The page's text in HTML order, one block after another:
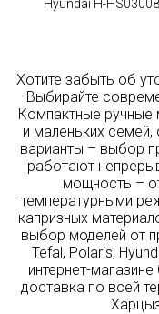
Hyundai H-HS03008
Хотите забыть об
Выбирайте
Компактные ручные
и маленьких
варианты – выбор
работают
мощность –
температурными
капризных
выбор моделей от
Tefal, Polaris,
интернет-
доставка по всей